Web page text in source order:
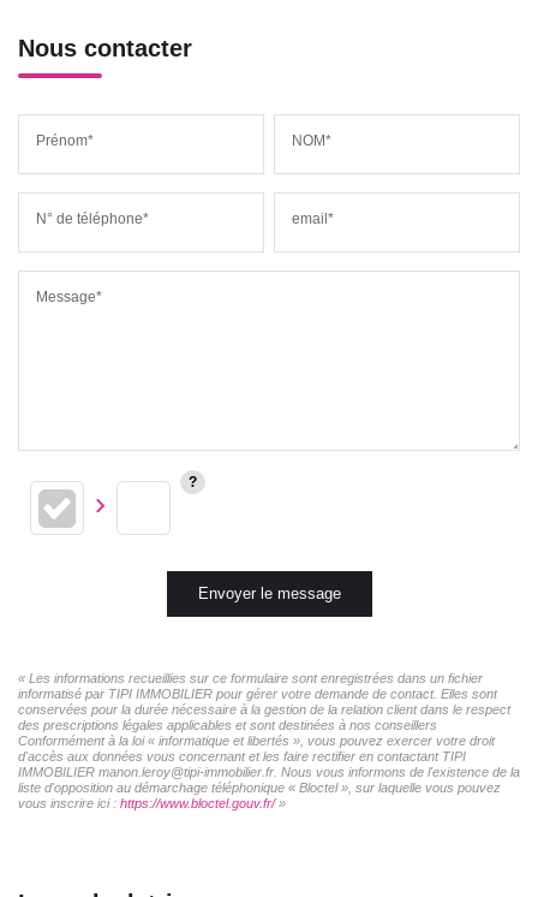
Nous contacter
Prénom* NOM*
N° de téléphone* email*
Message*
Envoyer le message
« Les informations recueillies sur ce formulaire sont enregistrées dans un fichier
informatisé par TIPI IMMOBILIER pour gérer votre demande de contact. Elles sont
conservées pour la durée nécessaire à la gestion de la relation client dans le respect
des prescriptions légales applicables et sont destinées à nos conseillers
Conformément à la loi « informatique et libertés », vous pouvez exercer votre droit
d'accès aux données vous concernant et les faire rectifier en contactant TIPI
IMMOBILIER manon.leroy@tipi-immobilier.fr. Nous vous informons de l'existence de la
liste d'opposition au démarchage téléphonique « Bloctel », sur laquelle vous pouvez
vous inscrire ici : https://www.bloctel.gouv.fr/»